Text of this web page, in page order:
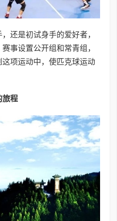
还是初试身手的爱好者，
事设置公开组和常青组，
项运动中，使匹克球运动
旅程